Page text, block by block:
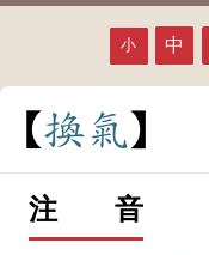
小 中
換氣
注 音